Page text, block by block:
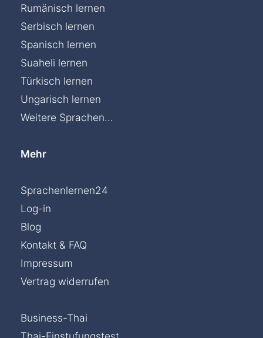
Rumänisch lernen
Serbisch lernen
Spanisch lernen
Suaheli lernen
Türkisch lernen
Ungarisch lernen
Weitere Sprachen...
Mehr
Sprachenlernen24
Log-in
Blog
Kontakt & FAQ
Impressum
Vertrag widerrufen
Business-Thai